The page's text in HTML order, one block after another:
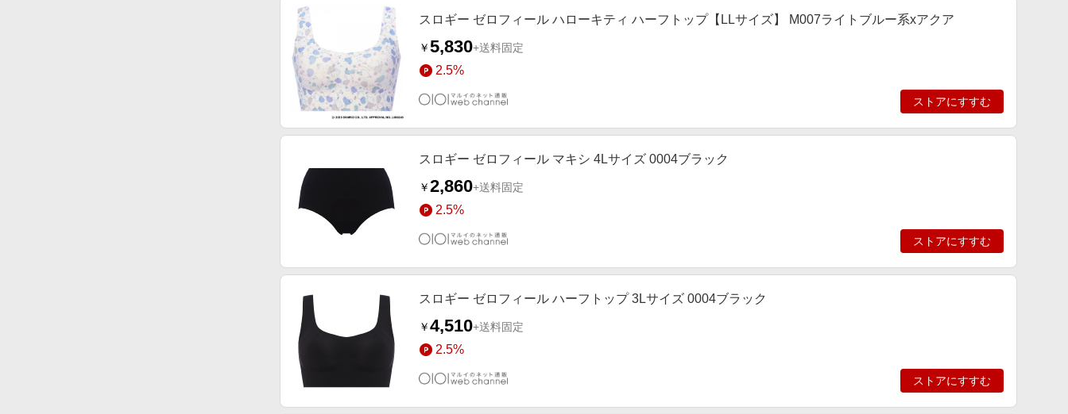
スロギー ゼロフィール ハローキティ ハーフトップ【LLサイズ】 M007ライトブルー系xアクア
￥5,830+送料固定
2.5%
ストアにすすむ
スロギー ゼロフィール マキシ 4Lサイズ 0004ブラック
￥2,860+送料固定
2.5%
ストアにすすむ
スロギー ゼロフィール ハーフトップ 3Lサイズ 0004ブラック
￥4,510+送料固定
2.5%
ストアにすすむ